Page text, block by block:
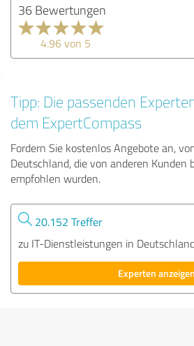
36 Bewertungen
4.96 von 5
Tipp: Die passenden
dem ExpertCompass
Fordern Sie kostenlos Angebote an,
Deutschland, die von anderen Kunden
empfohlen wurden.
20.152 Treffer
zu IT-Dienstleistungen in
Experten anzeigen